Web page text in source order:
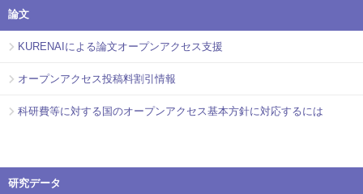
論文
KURENAIによる論文オープンアクセス支援
オープンアクセス投稿料割引情報
科研費等に対する国のオープンアクセス基本方針に対応するには
研究データ